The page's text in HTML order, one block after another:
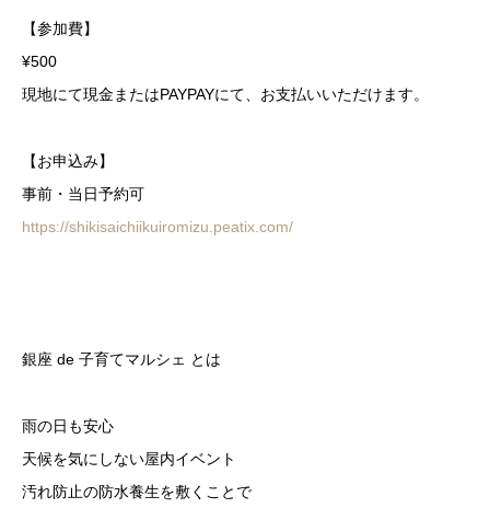
【参加費】
¥500
現地にて現金またはPAYPAYにて、お支払いいただけます。
【お申込み】
事前・当日予約可
https://shikisaichiikuiromizu.peatix.com/
銀座 de 子育てマルシェ とは
雨の日も安心
天候を気にしない屋内イベント
汚れ防止の防水養生を敷くことで